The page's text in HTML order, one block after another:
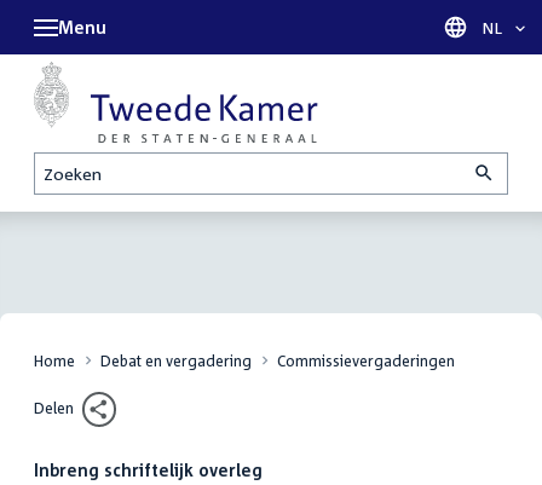
Zoeken
Menu Taal
NL
Home Debat en vergadering Commissievergaderingen
Delen
Inbreng schriftelijk overleg